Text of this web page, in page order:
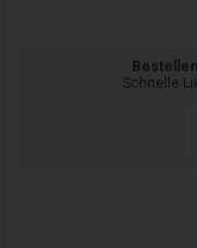
Schnelle